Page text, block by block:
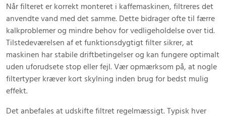
Når filteret er korrekt monteret i kaffemaskinen, filtreres det
anvendte vand med det samme. Dette bidrager ofte til færre
kalkproblemer og mindre behov for vedligeholdelse over tid.
Tilstedeværelsen af et funktionsdygtigt filter sikrer, at
maskinen har stabile driftbetingelser og kan fungere optimalt
uden uforudsete stop eller fejl. Vær opmærksom på, at nogle
filtertyper kræver kort skylning inden brug for bedst mulig
effekt.
Det anbefales at udskifte filtret regelmæssigt. Typisk hver